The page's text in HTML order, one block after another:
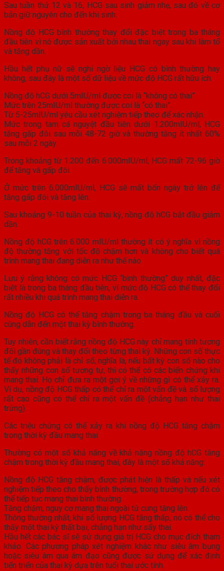
Sau tuần thứ 12 và 16, HCG sau sinh giảm nhẹ, sau đó về cơ
bản giữ nguyên cho đến khi sinh.
Nồng độ HCG bình thường thay đổi đặc biệt trong ba tháng
đầu tiên vì nó được sản xuất bởi nhau thai ngay sau khi làm tổ
và tăng dần.
Hầu hết phụ nữ sẽ nghi ngờ liệu HCG có bình thường hay
không, sau đây là một số dữ liệu về mức độ HCG rất hữu ích:
Nồng độ hCG dưới 5mIU/ml được coi là “không có thai”.
Mức trên 25mIU/ml thường được coi là “có thai”.
Từ 5-25mIU/ml yêu cầu xét nghiệm tiếp theo để xác nhận.
Mức trong tam cá nguyệt đầu tiên dưới 1.200mIU/ml, HCG
tăng gấp đôi sau mỗi 48-72 giờ và thường tăng ít nhất 60%
sau mỗi 2 ngày.
Trong khoảng từ 1.200 đến 6.000mIU/ml, HCG mất 72-96 giờ
để tăng và gấp đôi.
Ở mức trên 6.000mIU/ml, HCG sẽ mất bốn ngày trở lên để
tăng gấp đôi và tăng lên.
Sau khoảng 9-10 tuần của thai kỳ, nồng độ hCG bắt đầu giảm
dần.
Nồng độ hCG trên 6.000 mIU/ml thường ít có ý nghĩa vì nồng
độ thường tăng với tốc độ chậm hơn và không cho biết quá
trình mang thai đang diễn ra như thế nào.
Lưu ý rằng không có mức HCG “bình thường” duy nhất, đặc
biệt là trong ba tháng đầu tiên, vì mức độ HCG có thể thay đổi
rất nhiều khi quá trình mang thai diễn ra.
Nồng độ HCG có thể tăng chậm trong ba tháng đầu và cuối
cùng dẫn đến một thai kỳ bình thường.
Tuy nhiên, cần biết rằng nồng độ HCG này chỉ mang tính tương
đối gần đúng và thay đổi theo từng thai kỳ. Những con số thực
tế đó không phải là chỉ số; nghĩa là, nếu bất kỳ con số nào cho
thấy những con số tương tự, thì có thể có các biến chứng khi
mang thai. Họ chỉ đưa ra một gợi ý về những gì có thể xảy ra.
Ví dụ, nồng độ HCG thấp có thể chỉ ra một vấn đề và số lượng
rất cao cũng có thể chỉ ra một vấn đề (chẳng hạn như thai
trứng).
Các triệu chứng có thể xảy ra khi nồng độ HCG tăng chậm
trong thời kỳ đầu mang thai
Thường có một số khả năng về khả năng nồng độ hCG tăng
chậm trong thời kỳ đầu mang thai, đây là một số khả năng:
Nồng độ HCG tăng chậm, được phát hiện là thấp và nếu xét
nghiệm tiếp theo cho thấy bình thường, trong trường hợp đó có
thể tiếp tục mang thai bình thường.
Tăng chậm, nguy cơ mang thai ngoài tử cung tăng lên.
Thông thường nhất, khi số lượng HCG tăng thấp, nó có thể cho
thấy một thai kỳ thất bại, chẳng hạn như sẩy thai.
Hầu hết các bác sĩ sẽ sử dụng giá trị HCG cho mục đích tham
khảo. Các phương pháp xét nghiệm khác như siêu âm bụng
hoặc siêu âm qua âm đạo cũng được sử dụng để xác định
tiến triển của thai kỳ dựa trên tuổi thai ước tính.